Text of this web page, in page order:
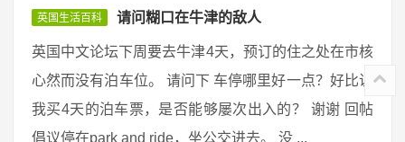
英国生活百科 请问糊口在牛津的敌人
英国中文论坛下周要去牛津4天，预订的住之处在市核
心然而没有泊车位。 请问下 车停哪里好一点？好比说
我买4天的泊车票，是否能够屡次出入的？ 谢谢 回帖
倡议停在park and ride，坐公交进去。 没 ...